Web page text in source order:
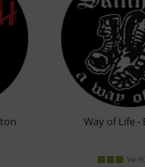
Way of Life -